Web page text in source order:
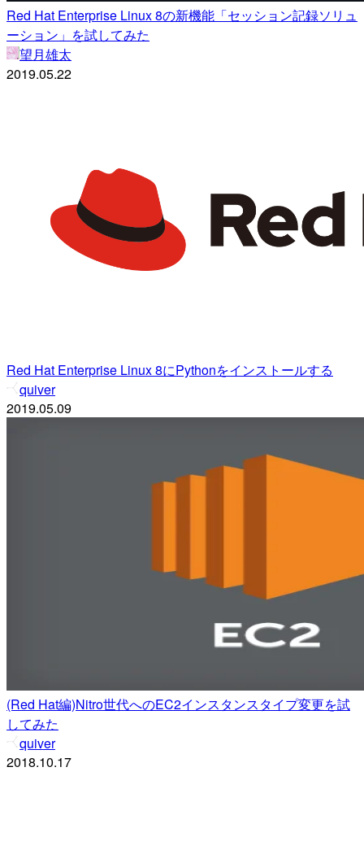
Red Hat Enterprise Linux 8の新機能「セッション記録ソリュ
ーション」を試してみた
望月雄太
2019.05.22
Red Hat Enterprise Linux 8にPythonをインストールする
quiver
2019.05.09
(Red Hat編)Nitro世代へのEC2インスタンスタイプ変更を試
してみた
quiver
2018.10.17